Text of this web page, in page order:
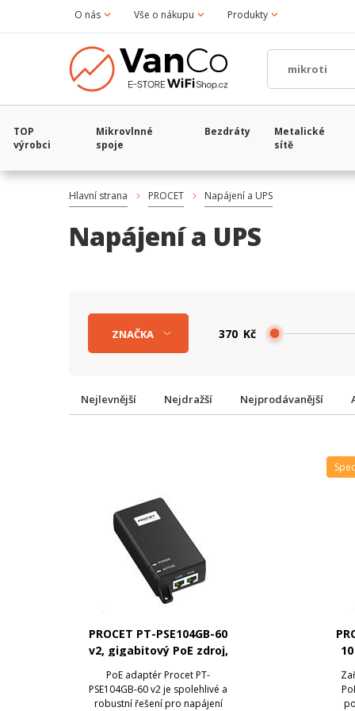
O nás Vše o nákupu Produkty
TOP
výrobci
Mikrovlnné
spoje
Bezdráty
Metalické
sítě
Hlavní strana PROCET Napájení a UPS
Napájení a UPS
Kč
ZNAČKA
Nejlevnější Nejdražší Nejprodávanější
PROCET PT-PSE104GB-60
v2, gigabitový PoE zdroj,
55V/1A, 60W
PoE adaptér Procet PT-
PSE104GB-60 v2 je spolehlivé a
robustní řešení pro napájení